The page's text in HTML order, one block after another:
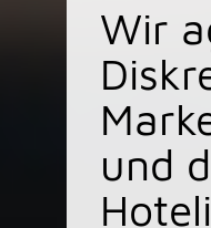
Wir
und